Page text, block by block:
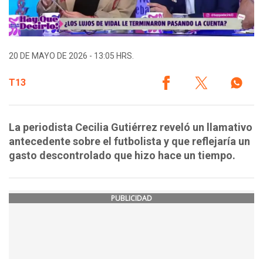
20 DE MAYO DE 2026 - 13:05 HRS.
T13
La periodista Cecilia Gutiérrez reveló un llamativo
antecedente sobre el futbolista y que reflejaría un
gasto descontrolado que hizo hace un tiempo.
PUBLICIDAD